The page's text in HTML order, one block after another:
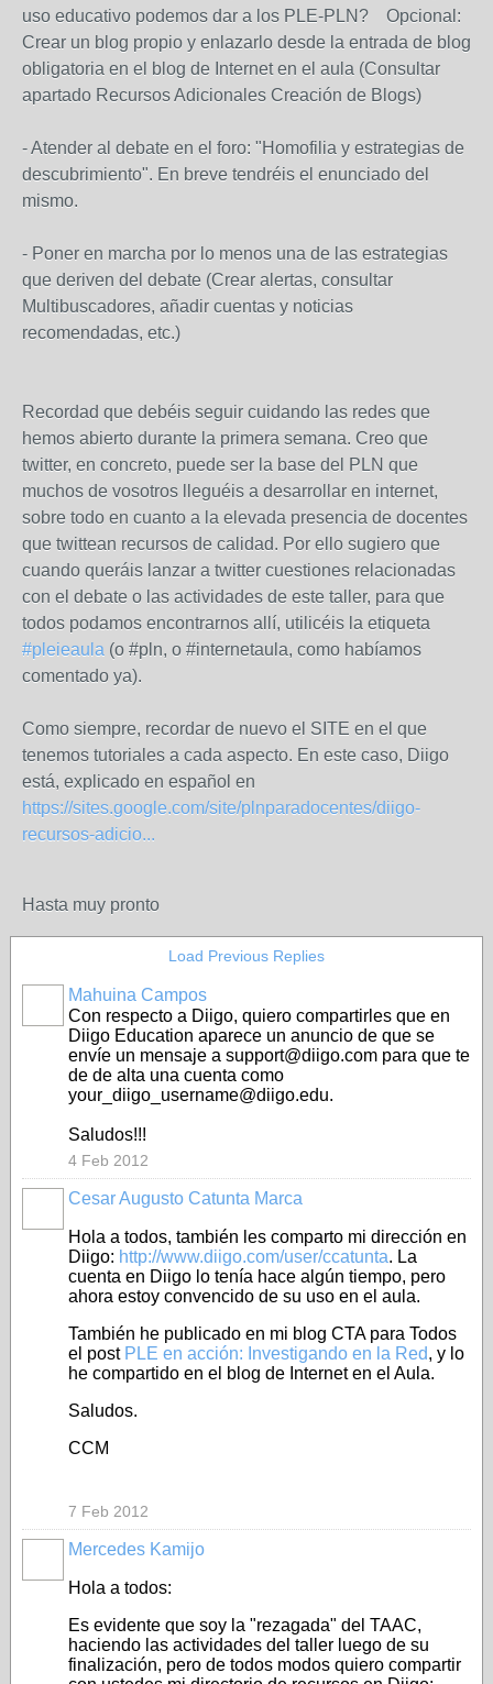
uso educativo podemos dar a los PLE-PLN? Opcional:
Crear un blog propio y enlazarlo desde la entrada de blog
obligatoria en el blog de Internet en el aula (Consultar
apartado Recursos Adicionales Creación de Blogs)
- Atender al debate en el foro: "Homofilia y estrategias de
descubrimiento". En breve tendréis el enunciado del
mismo.
- Poner en marcha por lo menos una de las estrategias
que deriven del debate (Crear alertas, consultar
Multibuscadores, añadir cuentas y noticias
recomendadas, etc.)
Recordad que debéis seguir cuidando las redes que
hemos abierto durante la primera semana. Creo que
twitter, en concreto, puede ser la base del PLN que
muchos de vosotros lleguéis a desarrollar en internet,
sobre todo en cuanto a la elevada presencia de docentes
que twittean recursos de calidad. Por ello sugiero que
cuando queráis lanzar a twitter cuestiones relacionadas
con el debate o las actividades de este taller, para que
todos podamos encontrarnos allí, utilicéis la etiqueta
#pleieaula (o #pln, o #internetaula, como habíamos
comentado ya).
Como siempre, recordar de nuevo el SITE en el que
tenemos tutoriales a cada aspecto. En este caso, Diigo
está, explicado en español en
https://sites.google.com/site/plnparadocentes/diigo-
recursos-adicio...
Hasta muy pronto
Load Previous Replies
Mahuina Campos
Con respecto a Diigo, quiero compartirles que en
Diigo Education aparece un anuncio de que se
envíe un mensaje a support@diigo.com para que te
de de alta una cuenta como
your_diigo_username@diigo.edu.
Saludos!!!
4 Feb 2012
Cesar Augusto Catunta Marca
Hola a todos, también les comparto mi dirección en
Diigo: http://www.diigo.com/user/ccatunta. La
cuenta en Diigo lo tenía hace algún tiempo, pero
ahora estoy convencido de su uso en el aula.
También he publicado en mi blog CTA para Todos
el post PLE en acción: Investigando en la Red, y lo
he compartido en el blog de Internet en el Aula.
Saludos.
CCM
7 Feb 2012
Mercedes Kamijo
Hola a todos:
Es evidente que soy la "rezagada" del TAAC,
haciendo las actividades del taller luego de su
finalización, pero de todos modos quiero compartir